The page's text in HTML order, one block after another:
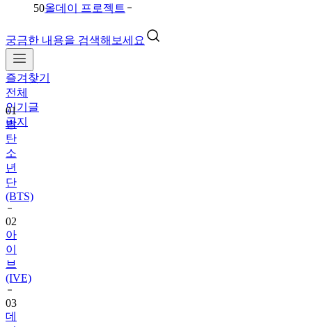
50올데이 프로젝트
궁금한 내용을 검색해보세요
즐겨찾기
전체
인기글
공지
01
방
탄
소
년
단
(BTS)
02
아
이
브
(IVE)
03
데
이
식